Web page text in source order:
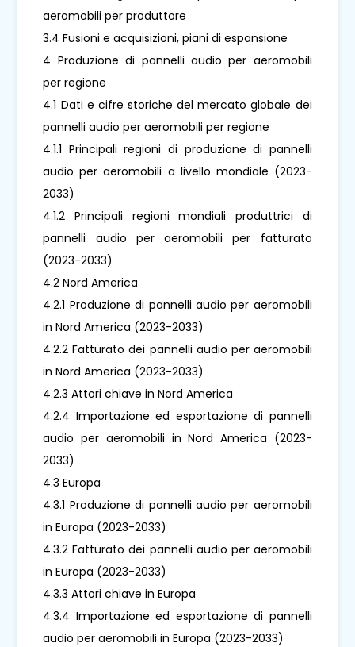
aeromobili per produttore
3.4 Fusioni e acquisizioni, piani di espansione
4 Produzione di pannelli audio per aeromobili
per regione
4.1 Dati e cifre storiche del mercato globale dei
pannelli audio per aeromobili per regione
4.1.1 Principali regioni di produzione di pannelli
audio per aeromobili a livello mondiale (2023-
2033)
4.1.2 Principali regioni mondiali produttrici di
pannelli audio per aeromobili per fatturato
(2023-2033)
4.2 Nord America
4.2.1 Produzione di pannelli audio per aeromobili
in Nord America (2023-2033)
4.2.2 Fatturato dei pannelli audio per aeromobili
in Nord America (2023-2033)
4.2.3 Attori chiave in Nord America
4.2.4 Importazione ed esportazione di pannelli
audio per aeromobili in Nord America (2023-
2033)
4.3 Europa
4.3.1 Produzione di pannelli audio per aeromobili
in Europa (2023-2033)
4.3.2 Fatturato dei pannelli audio per aeromobili
in Europa (2023-2033)
4.3.3 Attori chiave in Europa
4.3.4 Importazione ed esportazione di pannelli
audio per aeromobili in Europa (2023-2033)